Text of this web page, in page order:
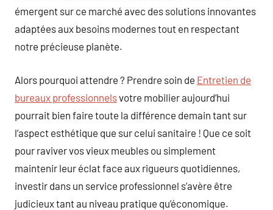
émergent sur ce marché avec des solutions innovantes
adaptées aux besoins modernes tout en respectant
notre précieuse planète.
Alors pourquoi attendre ? Prendre soin de Entretien de
bureaux professionnelsvotre mobilier aujourd’hui
pourrait bien faire toute la différence demain tant sur
l’aspect esthétique que sur celui sanitaire ! Que ce soit
pour raviver vos vieux meubles ou simplement
maintenir leur éclat face aux rigueurs quotidiennes,
investir dans un service professionnel s’avère être
judicieux tant au niveau pratique qu’économique.